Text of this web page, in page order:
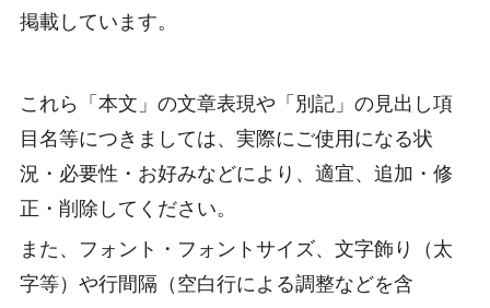
掲載しています。
これら「本文」の文章表現や「別記」の見出し項
目名等につきましては、実際にご使用になる状
況・必要性・お好みなどにより、適宜、追加・修
正・削除してください。
また、フォント・フォントサイズ、文字飾り（太
字等）や行間隔（空白行による調整などを含